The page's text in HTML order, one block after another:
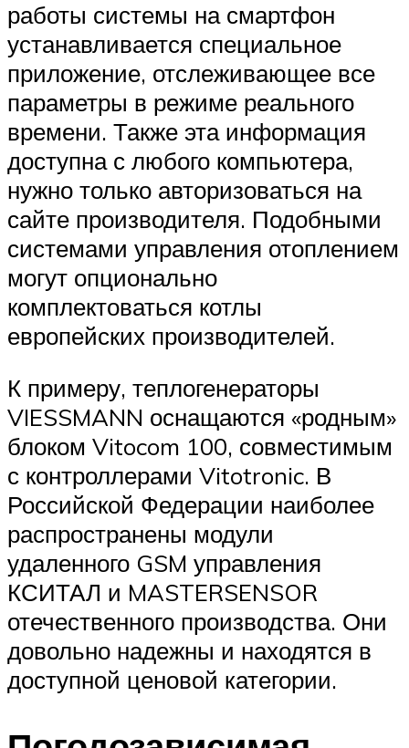
работы системы на смартфон
устанавливается специальное
приложение, отслеживающее все
параметры в режиме реального
времени. Также эта информация
доступна с любого компьютера,
нужно только авторизоваться на
сайте производителя. Подобными
системами управления отоплением
могут опционально
комплектоваться котлы
европейских производителей.
К примеру, теплогенераторы
VIESSMANN оснащаются «родным»
блоком Vitocom 100, совместимым
с контроллерами Vitotronic. В
Российской Федерации наиболее
распространены модули
удаленного GSM управления
КСИТАЛ и MASTERSENSOR
отечественного производства. Они
довольно надежны и находятся в
доступной ценовой категории.